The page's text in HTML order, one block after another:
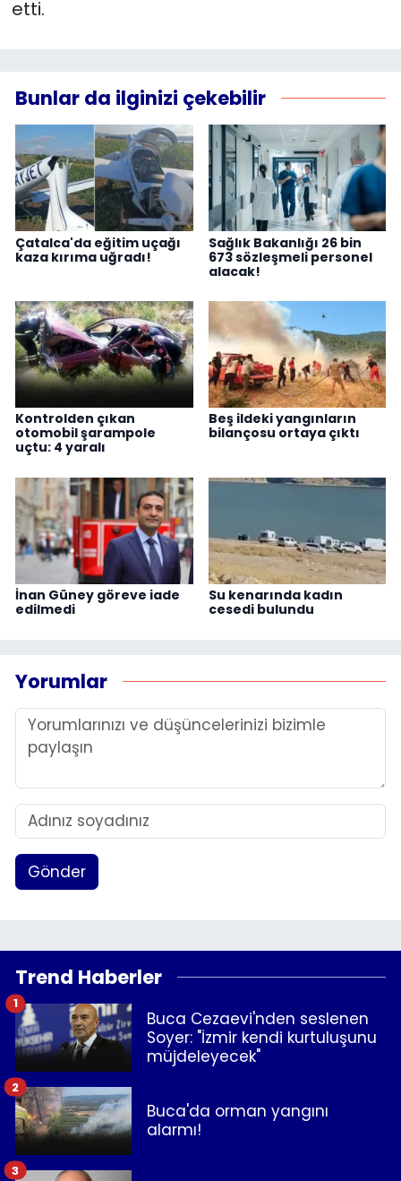
etti.
Bunlar da ilginizi çekebilir
Çatalca'da eğitim uçağı
kaza kırıma uğradı!
Sağlık Bakanlığı 26 bin
673 sözleşmeli personel
alacak!
Kontrolden çıkan
otomobil şarampole
uçtu: 4 yaralı
Beş ildeki yangınların
bilançosu ortaya çıktı
İnan Güney göreve iade
edilmedi
Su kenarında kadın
cesedi bulundu
Yorumlar
Gönder
Trend Haberler
Buca Cezaevi'nden seslenen
Soyer: "İzmir kendi kurtuluşunu
müjdeleyecek"
1
Buca'da orman yangını
alarmı!
2
3